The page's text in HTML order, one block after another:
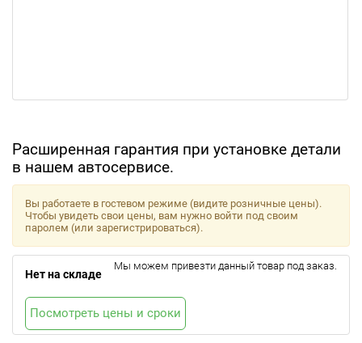
Расширенная гарантия при установке детали
в нашем автосервисе.
Вы работаете в гостевом режиме (видите розничные цены).
Чтобы увидеть свои цены, вам нужно войти под своим
паролем (или зарегистрироваться).
Нет на складе
Мы можем привезти данный товар под заказ.
Посмотреть цены и сроки